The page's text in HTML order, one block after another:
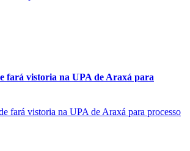
fará vistoria na UPA de Araxá para